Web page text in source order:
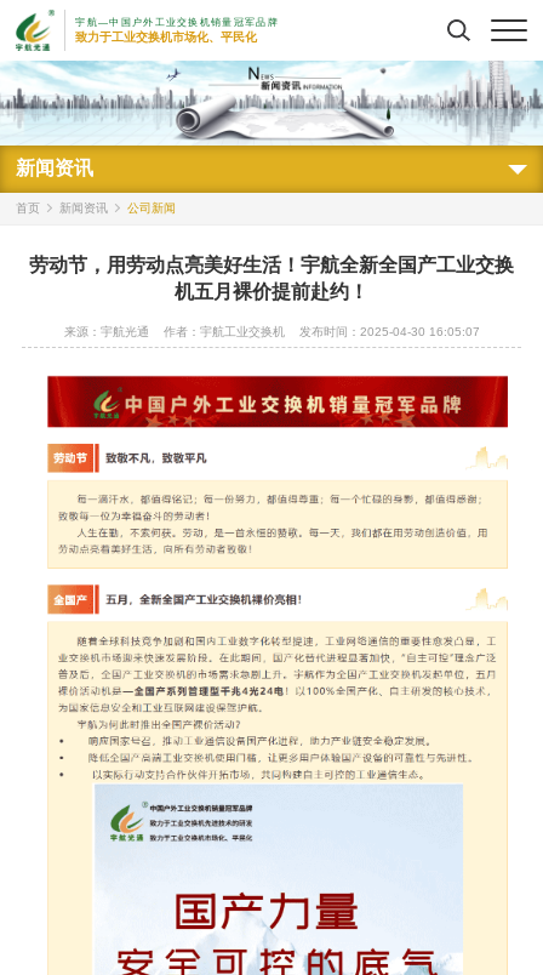
宇航—中国户外工业交换机销量冠军品牌
致力于工业交换机市场化、平民化
搜索
新闻资讯
首页 新闻资讯 公司新闻
劳动节，用劳动点亮美好生活！宇航全新全国产工业交换
机五月裸价提前赴约！
来源：宇航光通 作者：宇航工业交换机 发布时间：2025-04-30 16:05:07